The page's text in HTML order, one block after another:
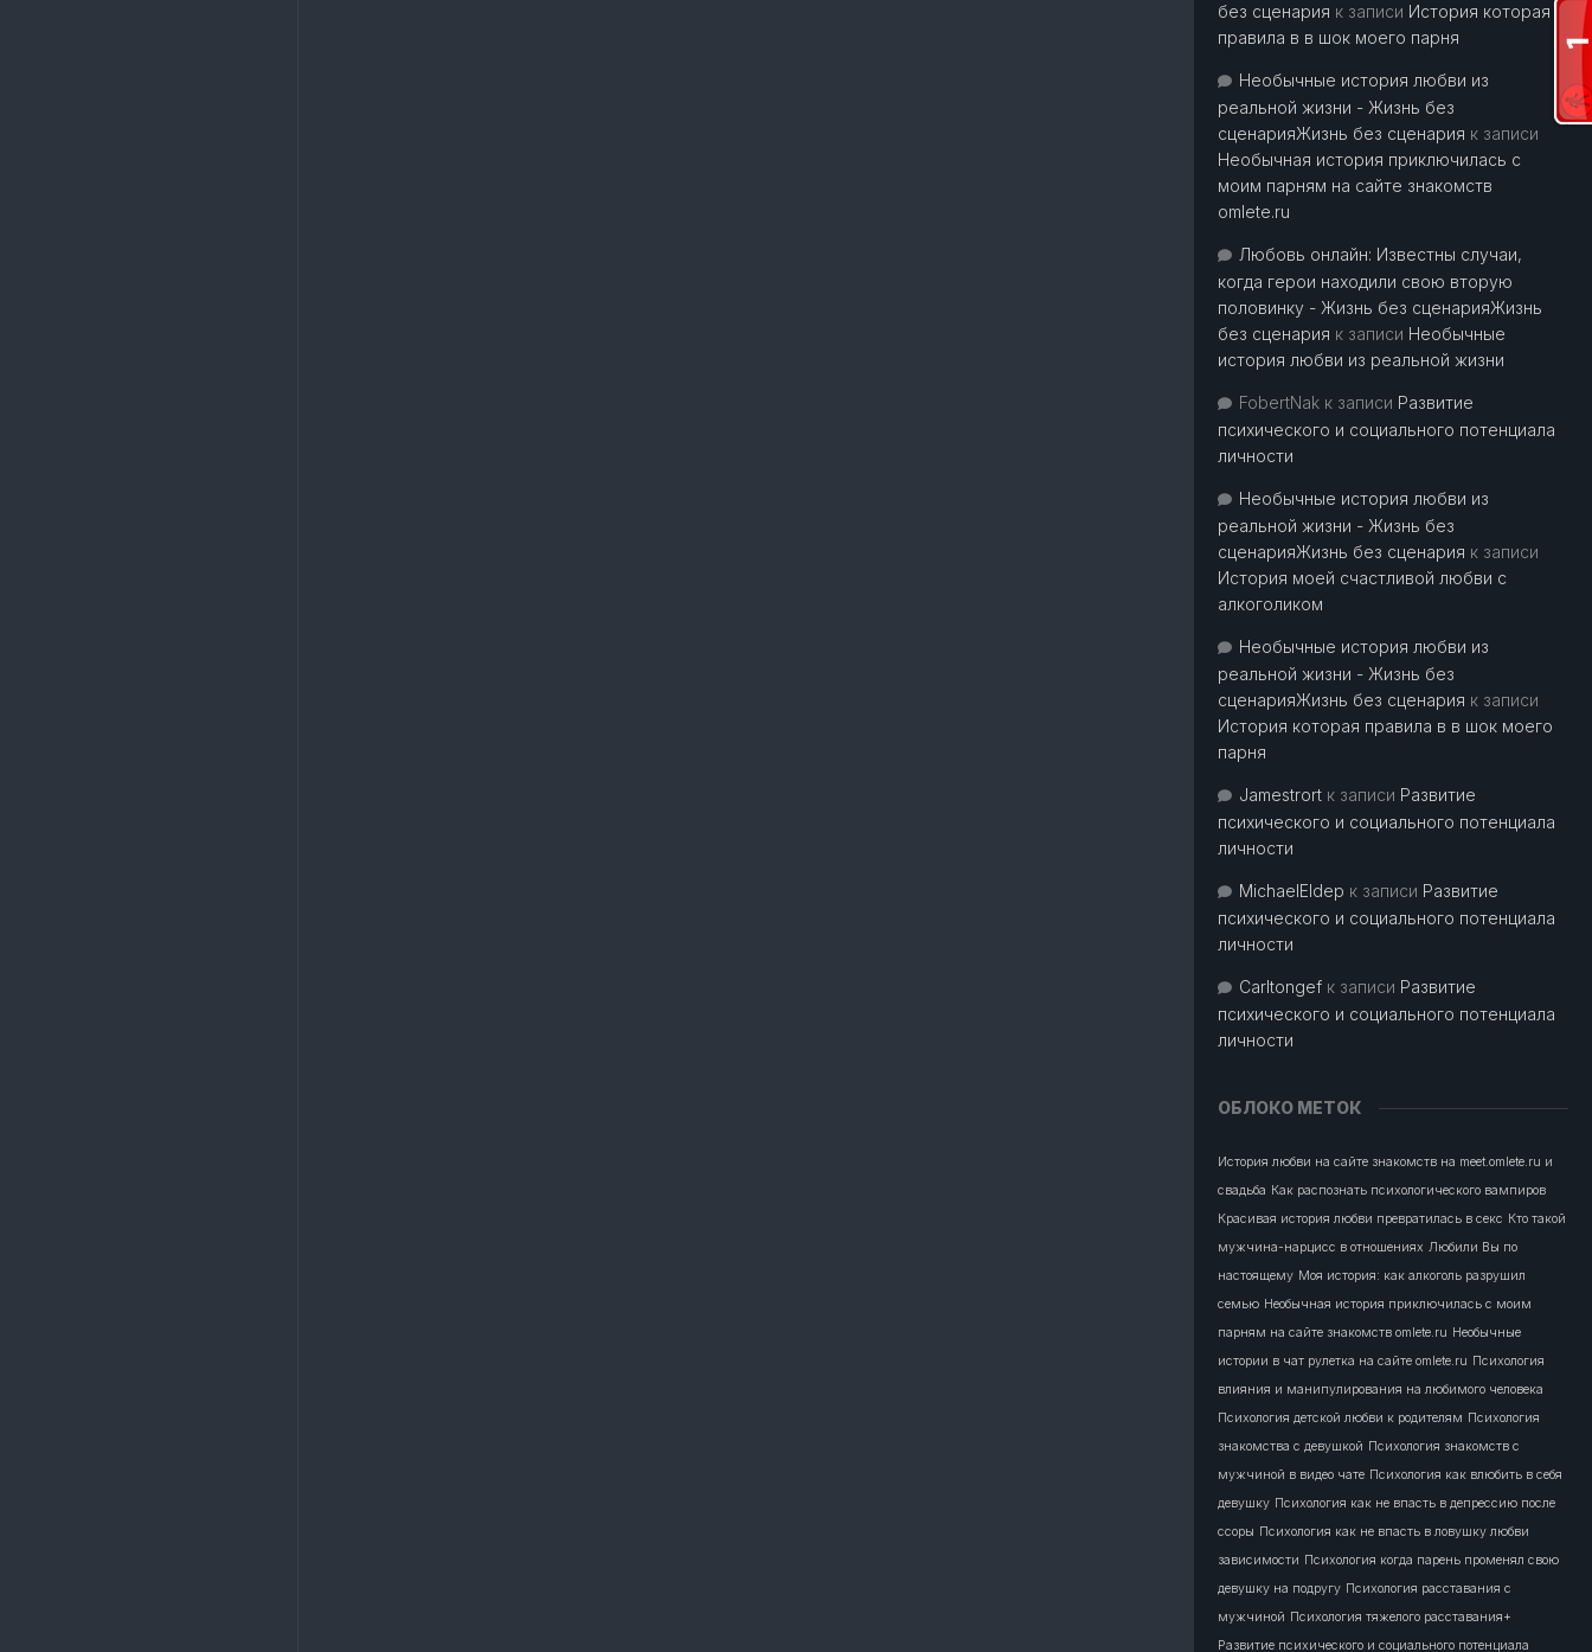
без сценария к записи История которая
правила в в шок моего парня
Необычные история любви из
реальной жизни - Жизнь без
сценарияЖизнь без сценария к записи
Необычная история приключилась с
моим парням на сайте знакомств
omlete.ru
Любовь онлайн: Известны случаи,
когда герои находили свою вторую
половинку - Жизнь без сценарияЖизнь
без сценария к записи Необычные
история любви из реальной жизни
FobertNak к записи Развитие
психического и социального потенциала
личности
Необычные история любви из
реальной жизни - Жизнь без
сценарияЖизнь без сценария к записи
История моей счастливой любви с
алкоголиком
Необычные история любви из
реальной жизни - Жизнь без
сценарияЖизнь без сценария к записи
История которая правила в в шок моего
парня
Jamestrort к записи Развитие
психического и социального потенциала
личности
MichaelEldep к записи Развитие
психического и социального потенциала
личности
Carltongef к записи Развитие
психического и социального потенциала
личности
ОБЛОКО МЕТОК
История любви на сайте знакомств на meet.omlete.ru и
свадьба Как распознать психологического вампиров
Красивая история любви превратилась в секс Кто такой
мужчина-нарцисс в отношениях Любили Вы по
настоящему Моя история: как алкоголь разрушил
семью Необычная история приключилась с моим
парням на сайте знакомств omlete.ru Необычные
истории в чат рулетка на сайте omlete.ru Психология
влияния и манипулирования на любимого человека
Психология детской любви к родителям Психология
знакомства с девушкой Психология знакомств с
мужчиной в видео чате Психология как влюбить в себя
девушку Психология как не впасть в депрессию после
ссоры Психология как не впасть в ловушку любви
зависимости Психология когда парень променял свою
девушку на подругу Психология расставания с
мужчиной Психология тяжелого расставания+
Развитие психического и социального потенциала